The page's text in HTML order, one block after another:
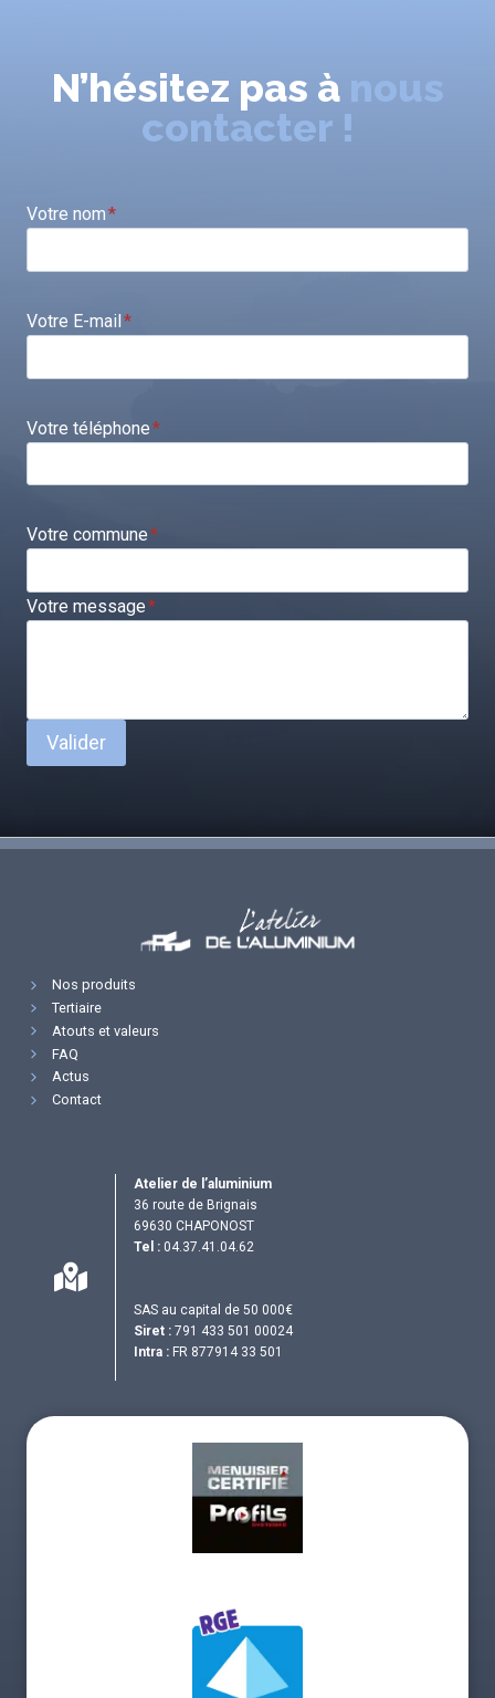
N’hésitez pas à nous
contacter !
Votre nom*
Votre E-mail*
Votre téléphone*
Votre commune*
Votre message*
Valider
Nos produits
Tertiaire
Atouts et valeurs
FAQ
Actus
Contact
Atelier de l’aluminium
36 route de Brignais
69630 CHAPONOST
Tel : 04.37.41.04.62
SAS au capital de 50 000€
Siret : 791 433 501 00024
Intra : FR 877914 33 501